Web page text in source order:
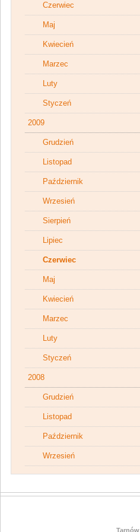
Czerwiec
Maj
Kwiecień
Marzec
Luty
Styczeń
2009
Grudzień
Listopad
Październik
Wrzesień
Sierpień
Lipiec
Czerwiec
Maj
Kwiecień
Marzec
Luty
Styczeń
2008
Grudzień
Listopad
Październik
Wrzesień
Tarnów